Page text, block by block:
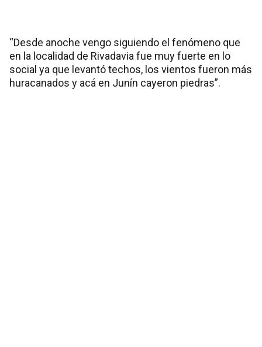
“Desde anoche vengo siguiendo el fenómeno que
en la localidad de Rivadavia fue muy fuerte en lo
social ya que levantó techos, los vientos fueron más
huracanados y acá en Junín cayeron piedras”.